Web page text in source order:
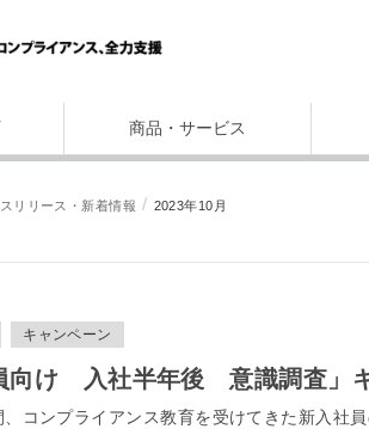
商品・サービス
リリース・新着情報 2023年10月
キャンペーン
社員向け 入社半年後 意識調査」
、コンプライアンス教育を受けてきた新入社